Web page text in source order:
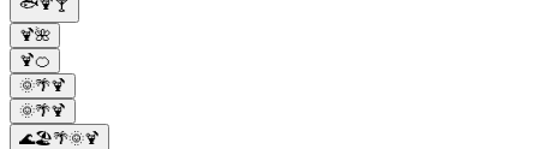
🐟🍹🍸
🍹🌺
🍹🍊
🌞🌴🍹
🌞🌴🍹
🌊🏖️🌴🌞🍹